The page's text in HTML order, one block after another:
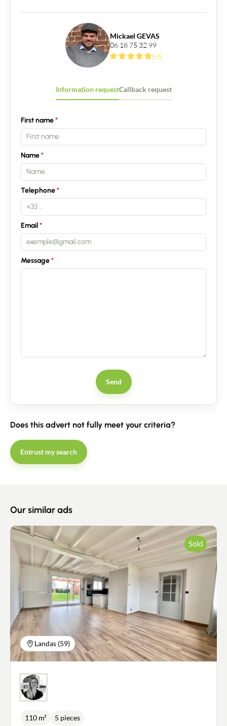
Mickael GEVAS
06 18 75 32 99
5/5
Information requestCallback request
First name
Name
Telephone
Email
Message
Send
Does this advert not fully meet your criteria?
Entrust my search
Our similar ads
Landas (59)
Sold
110 m² 5 pieces